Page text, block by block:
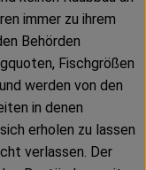
immer zu ihrem
Behörden
Fischgrößen
werden von den
in denen
erholen zu lassen
verlassen. Der